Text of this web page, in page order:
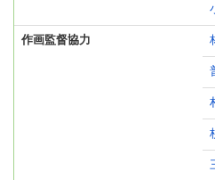
作画監督協力